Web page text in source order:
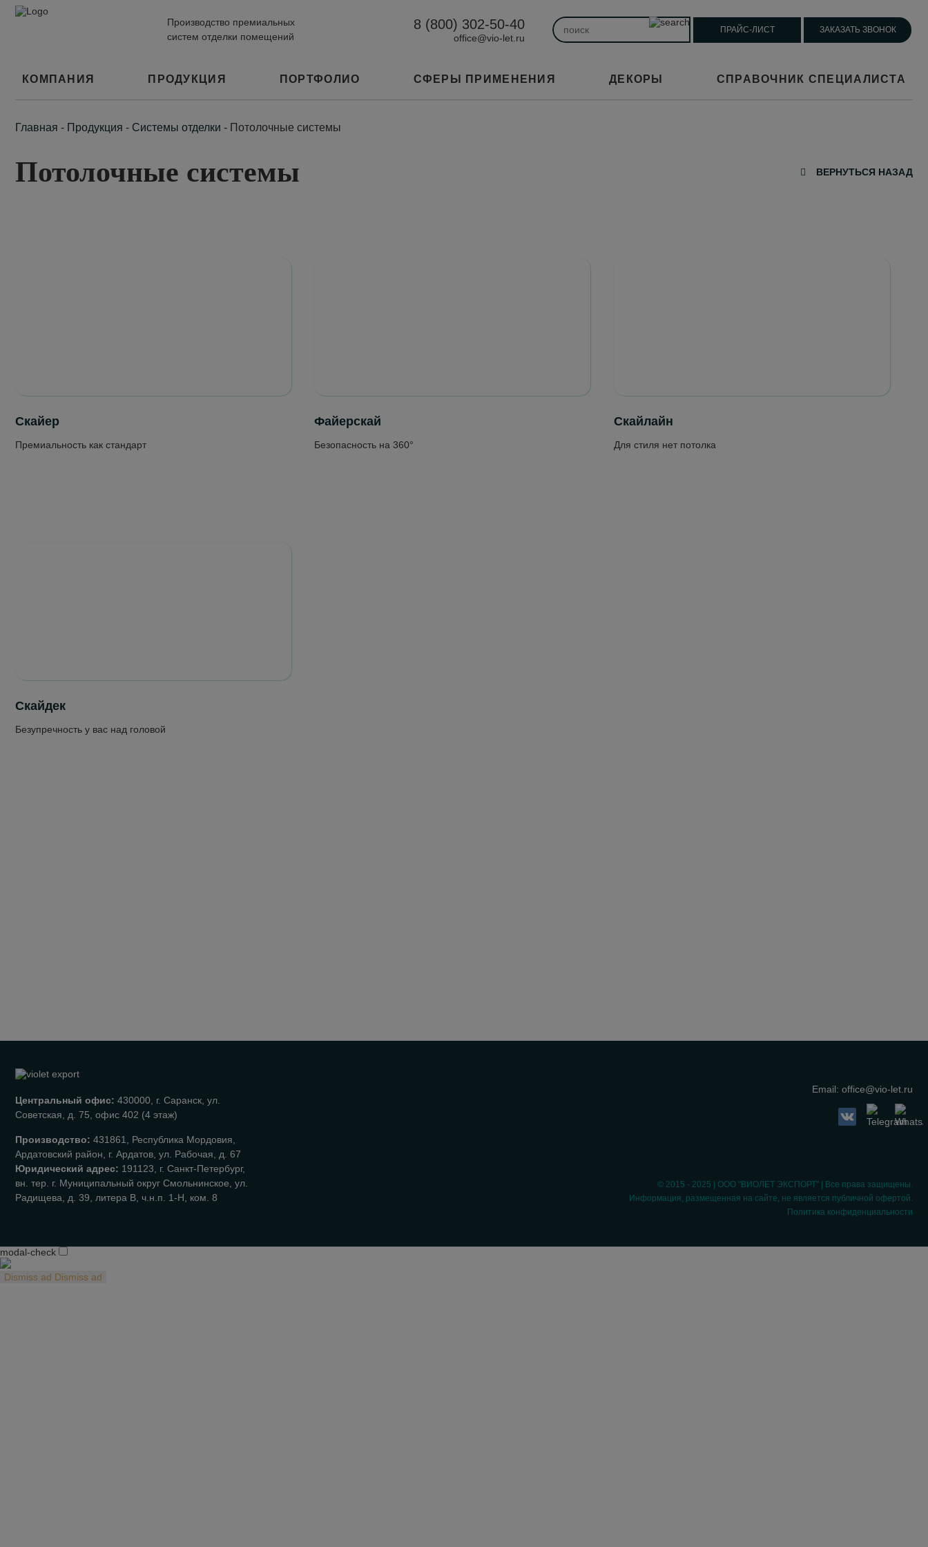
Производство премиальных
систем отделки помещений
8 (800) 302-50-40
office@vio-let.ru
ПРАЙС-ЛИСТ ЗАКАЗАТЬ ЗВОНОК
КОМПАНИЯ ПРОДУКЦИЯ ПОРТФОЛИО СФЕРЫ ПРИМЕНЕНИЯ ДЕКОРЫ СПРАВОЧНИК СПЕЦИАЛИСТА
Главная - Продукция - Системы отделки - Потолочные системы
Потолочные системы ВЕРНУТЬСЯ НАЗАД
Скайер
Премиальность как стандарт
Файерскай
Безопасность на 360°
Скайлайн
Для стиля нет потолка
Скайдек
Безупречность у вас над головой
Центральный офис: 430000, г. Саранск, ул.
Советская, д. 75, офис 402 (4 этаж)
Производство: 431861, Республика Мордовия,
Ардатовский район, г. Ардатов, ул. Рабочая, д. 67
Юридический адрес: 191123, г. Санкт-Петербург,
вн. тер. г. Муниципальный округ Смольнинское, ул.
Радищева, д. 39, литера В, ч.н.п. 1-Н, ком. 8
Email: office@vio-let.ru
© 2015 - 2025 | ООО "ВИОЛЕТ ЭКСПОРТ" | Все права защищены.
Информация, размещенная на сайте, не является публичной офертой.
Политика конфиденциальности
modal-check
Dismiss ad Dismiss ad